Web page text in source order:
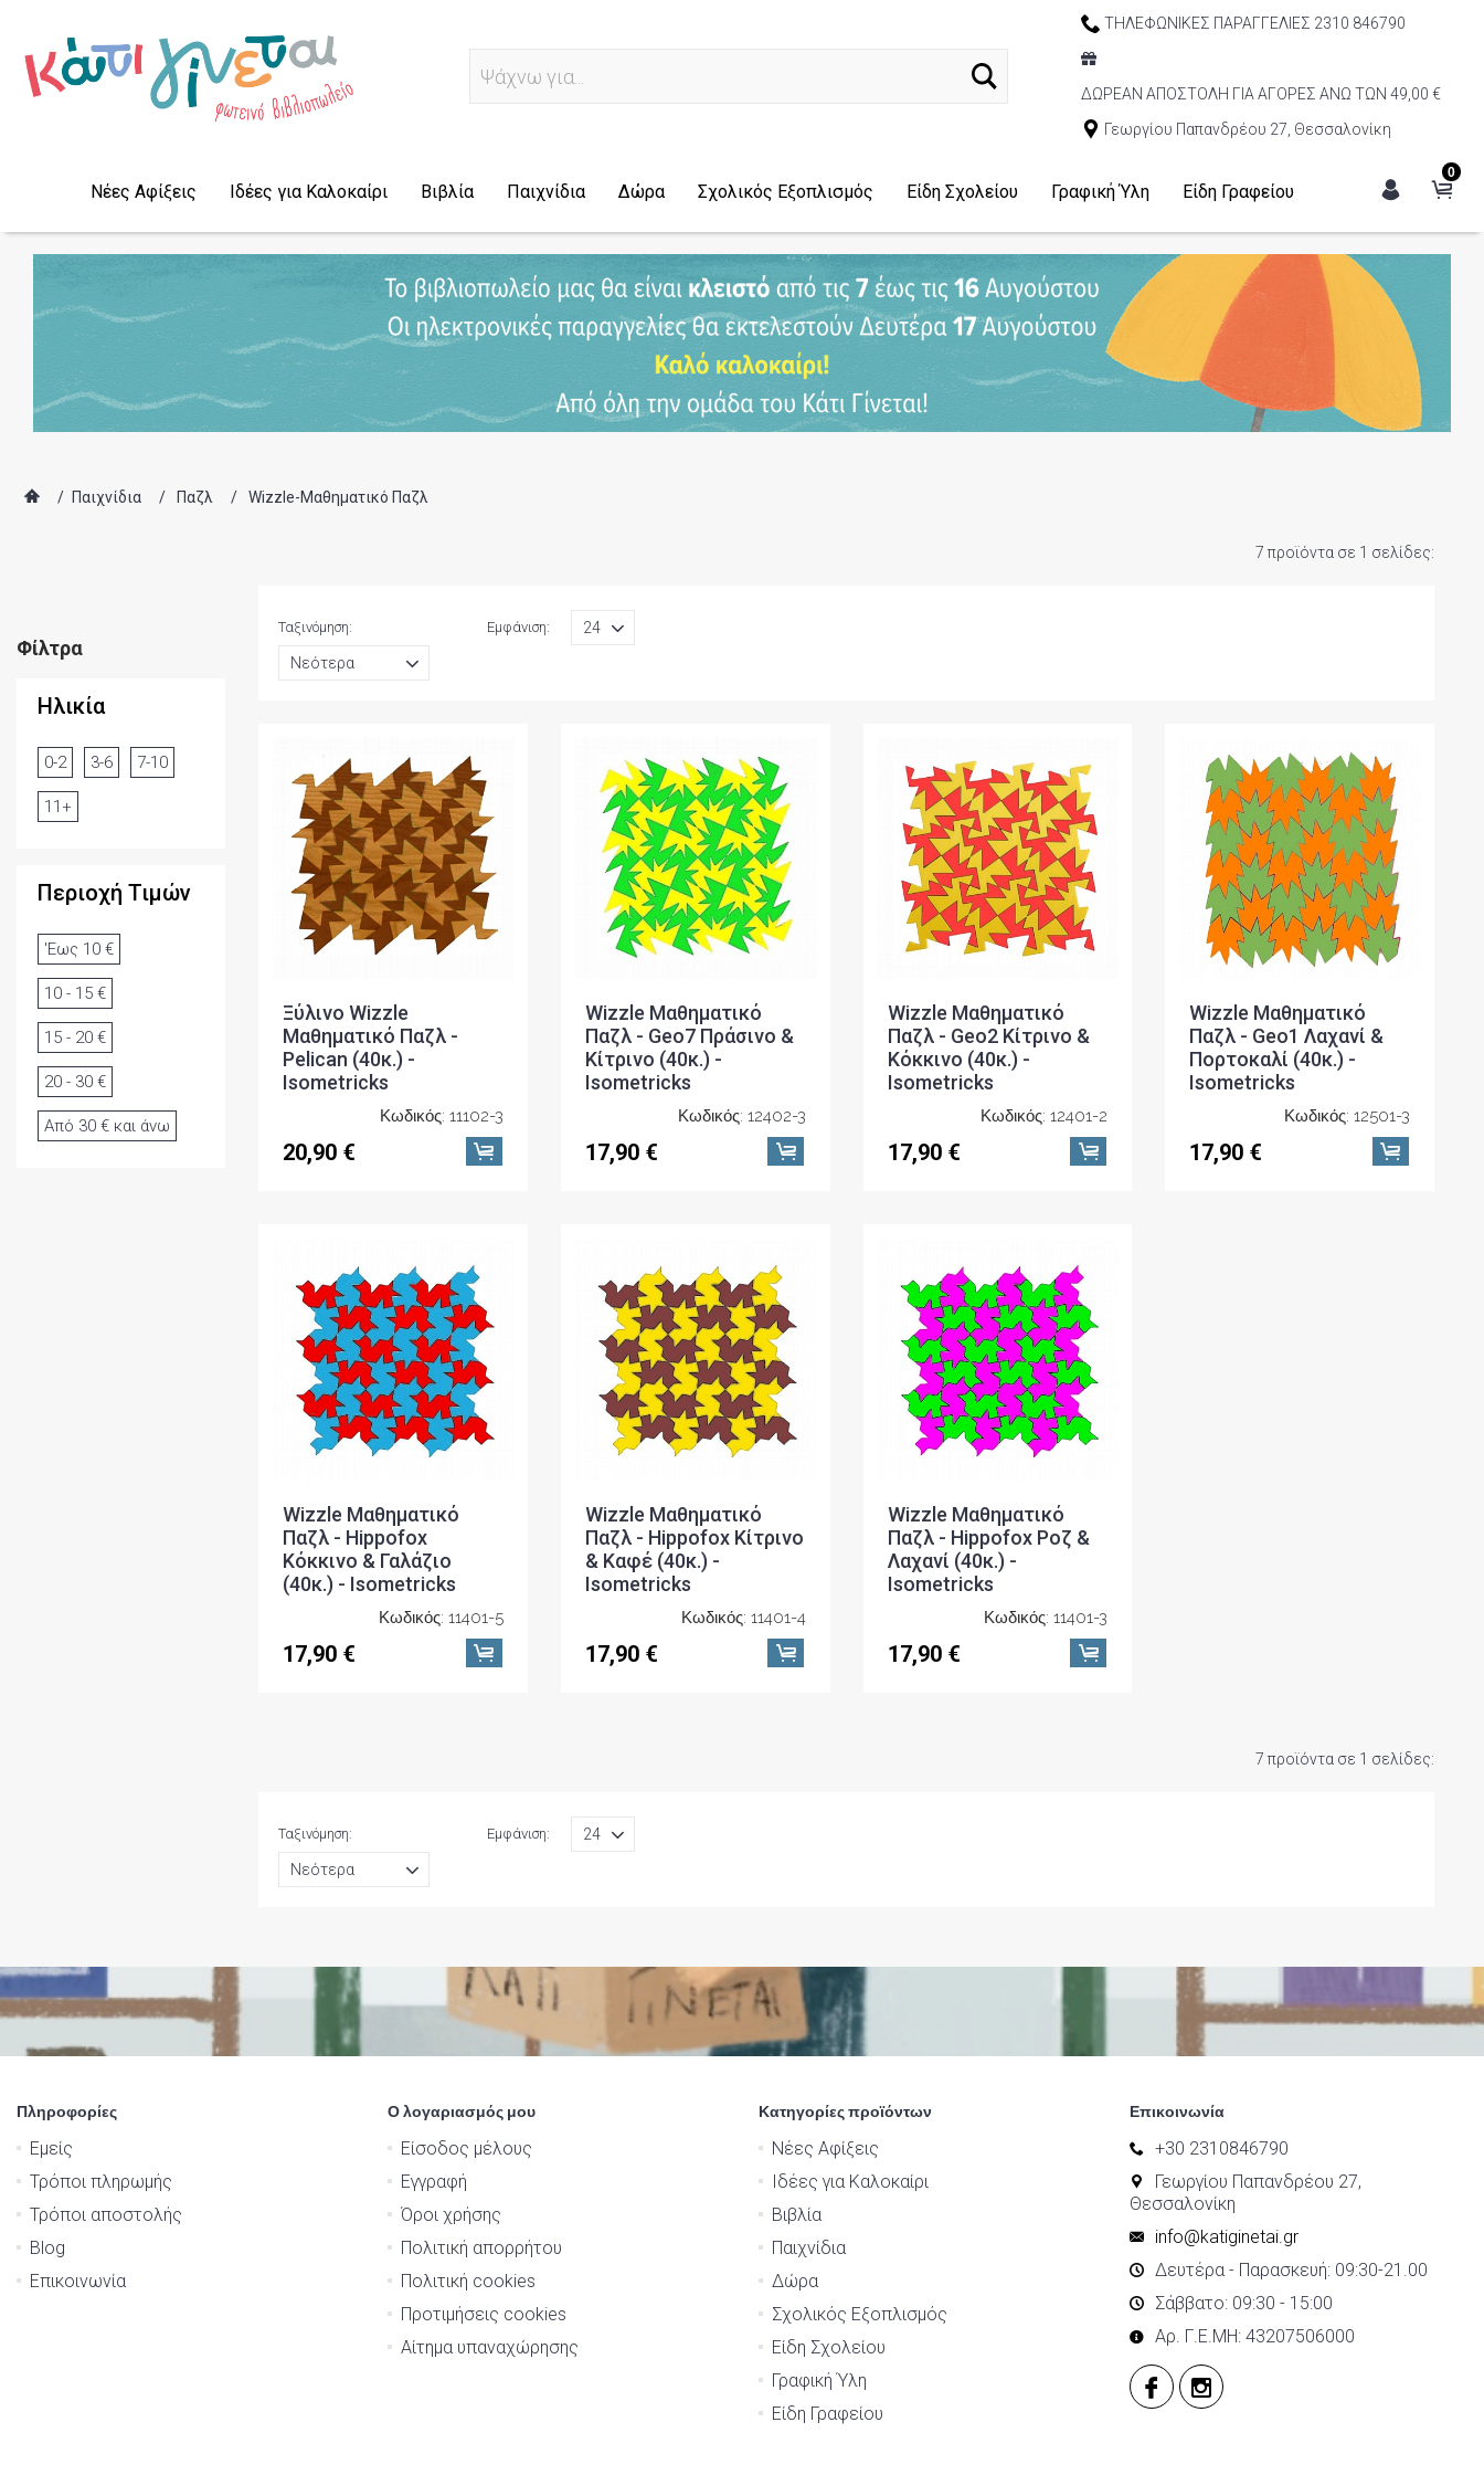
Αναζήτησ
ΤΗΛΕΦΩΝΙΚΕΣ ΠΑΡΑΓΓΕΛΙΕΣ 2310 846790
ΔΩΡΕΑΝ ΑΠΟΣΤΟΛΗ ΓΙΑ ΑΓΟΡΕΣ ΑΝΩ ΤΩΝ 49,00 €
Γεωργίου Παπανδρέου 27, Θεσσαλονίκη
0
Νέες Αφίξεις Ιδέες για Καλοκαίρι Βιβλία Παιχνίδια Δώρα Σχολικός Εξοπλισμός Είδη Σχολείου Γραφική Ύλη Είδη Γραφείου
/ Παιχνίδια / Παζλ / Wizzle-Μαθηματικό Παζλ
Φίλτρα
Ηλικία
0-2 3-6 7-10
11+
Περιοχή Τιμών
'Εως 10 €
10 - 15 €
15 - 20 €
20 - 30 €
Από 30 € και άνω
7 προϊόντα σε 1 σελίδες:
Ταξινόμηση: Εμφάνιση:
Ξύλινο Wizzle
Μαθηματικό Παζλ -
Pelican (40κ.) -
Isometricks
Κωδικός: 11102-3
20,90 €
Wizzle Μαθηματικό
Παζλ - Geo7 Πράσινο &
Κίτρινο (40κ.) -
Isometricks
Κωδικός: 12402-3
17,90 €
Wizzle Μαθηματικό
Παζλ - Geo2 Κίτρινο &
Κόκκινο (40κ.) -
Isometricks
Κωδικός: 12401-2
17,90 €
Wizzle Μαθηματικό
Παζλ - Geo1 Λαχανί &
Πορτοκαλί (40κ.) -
Isometricks
Κωδικός: 12501-3
17,90 €
Wizzle Μαθηματικό
Παζλ - Hippofox
Κόκκινο & Γαλάζιο
(40κ.) - Isometricks
Κωδικός: 11401-5
17,90 €
Wizzle Μαθηματικό
Παζλ - Hippofox Κίτρινο
& Καφέ (40κ.) -
Isometricks
Κωδικός: 11401-4
17,90 €
Wizzle Μαθηματικό
Παζλ - Hippofox Ροζ &
Λαχανί (40κ.) -
Isometricks
Κωδικός: 11401-3
17,90 €
7 προϊόντα σε 1 σελίδες:
Ταξινόμηση: Εμφάνιση:
Πληροφορίες
Εμείς
Τρόποι πληρωμής
Τρόποι αποστολής
Blog
Επικοινωνία
Ο λογαριασμός μου
Είσοδος μέλους
Εγγραφή
Όροι χρήσης
Πολιτική απορρήτου
Πολιτική cookies
Προτιμήσεις cookies
Αίτημα υπαναχώρησης
Κατηγορίες προϊόντων
Νέες Αφίξεις
Ιδέες για Καλοκαίρι
Βιβλία
Παιχνίδια
Δώρα
Σχολικός Εξοπλισμός
Είδη Σχολείου
Γραφική Ύλη
Είδη Γραφείου
Επικοινωνία
+30 2310846790
Γεωργίου Παπανδρέου 27,
Θεσσαλονίκη
info@katiginetai.gr
Δευτέρα - Παρασκευή: 09:30-21.00
Σάββατο: 09:30 - 15:00
Αρ. Γ.Ε.ΜΗ: 43207506000